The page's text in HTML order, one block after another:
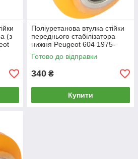
(з
Поліуретанова втулка стійки
переднього стабілізатора
нижня Peugeot 604 1975-
1985
Готово до відправки
340 ₴
Купити